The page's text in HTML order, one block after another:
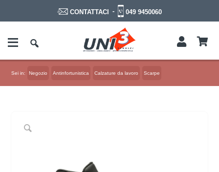
CONTATTACI - 049 9450060
Sei in: Negozio Antinfortunistica Calzature da lavoro Scarpe